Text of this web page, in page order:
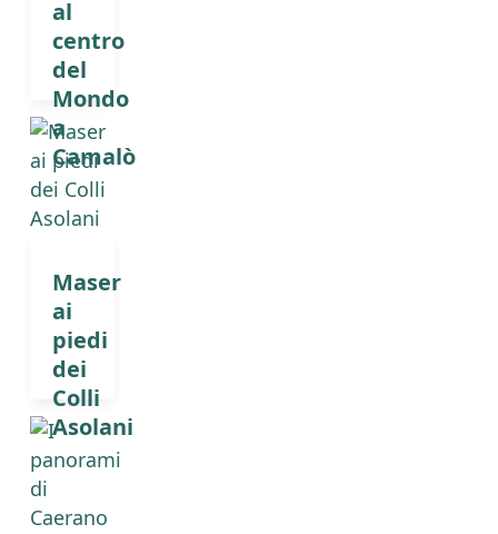
al
centro
del
Mondo
a
Camalò
Maser
ai
piedi
dei
Colli
Asolani